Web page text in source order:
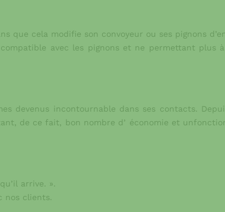
cela modifie son convoyeur ou ses pignons
avec les pignons et ne permettant plus
devenus incontournable dans ses contacts.
de ce fait, bon nombre d’ économie et
arrive. ».
nos clients.